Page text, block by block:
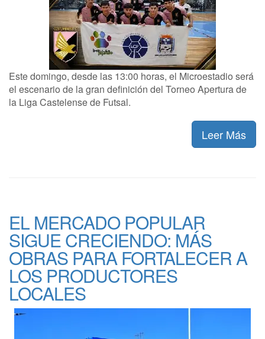
Este domingo, desde las 13:00 horas, el Microestadio será
el escenario de la gran definición del Torneo Apertura de
la Liga Castelense de Futsal.
Leer Más
EL MERCADO POPULAR
SIGUE CRECIENDO: MÁS
OBRAS PARA FORTALECER A
LOS PRODUCTORES
LOCALES